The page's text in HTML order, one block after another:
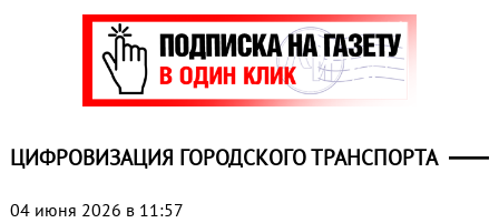
ЦИФРОВИЗАЦИЯ ГОРОДСКОГО ТРАНСПОРТА
04 июня 2026 в 11:57